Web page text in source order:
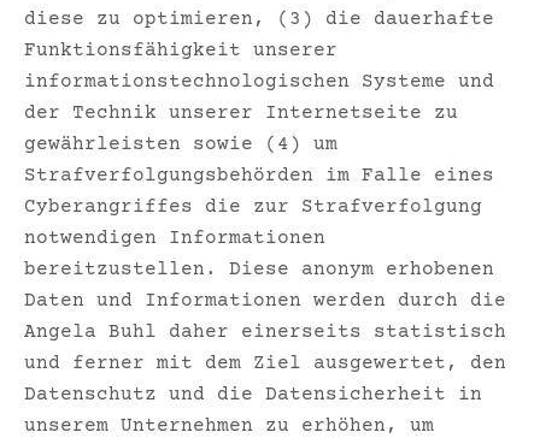
diese zu optimieren, (3) die dauerhafte
Funktionsfähigkeit unserer
informationstechnologischen Systeme und
der Technik unserer Internetseite zu
gewährleisten sowie (4) um
Strafverfolgungsbehörden im Falle eines
Cyberangriffes die zur Strafverfolgung
notwendigen Informationen
bereitzustellen. Diese anonym erhobenen
Daten und Informationen werden durch die
Angela Buhl daher einerseits statistisch
und ferner mit dem Ziel ausgewertet, den
Datenschutz und die Datensicherheit in
unserem Unternehmen zu erhöhen, um